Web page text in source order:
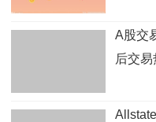
A股交
后交